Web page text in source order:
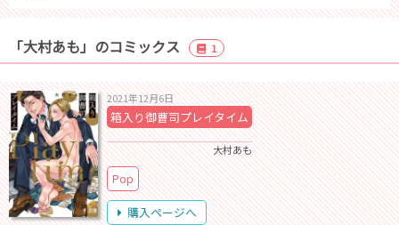
「大村あも」のコミックス 1
2021年12月6日
箱入り御曹司プレイタイム
大村あも
Pop
購入ページへ